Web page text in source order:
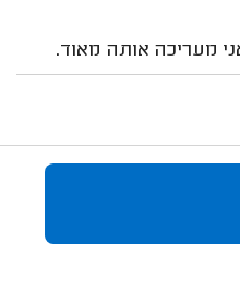
מעריכה אותה מאוד.